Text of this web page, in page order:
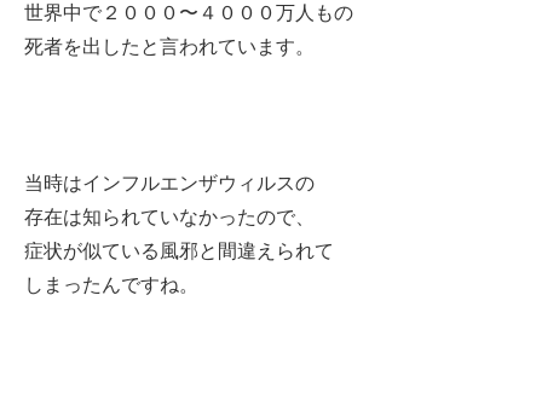
世界中で２０００〜４０００万人もの
死者を出したと言われています。
当時はインフルエンザウィルスの
存在は知られていなかったので、
症状が似ている風邪と間違えられて
しまったんですね。